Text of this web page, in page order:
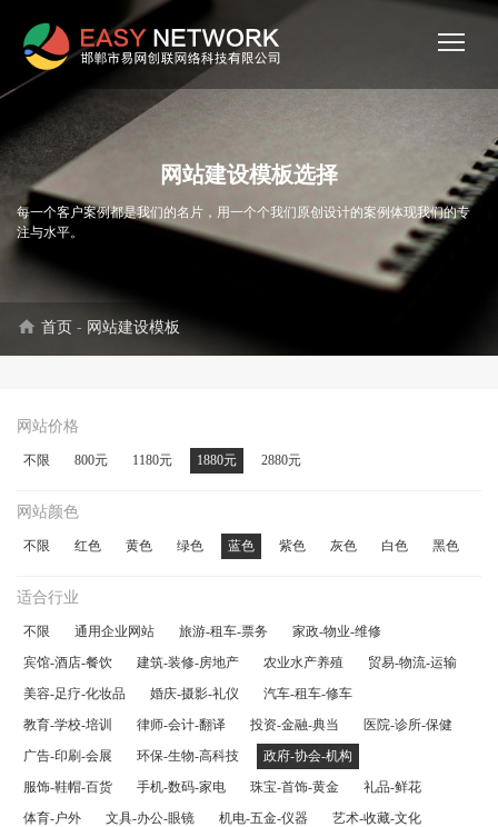
网站建设模板选择
每一个客户案例都是我们的名片，用一个个我们原创设计的案例体现我们的专
注与水平。
home 首页 - 网站建设模板
网站价格
不限 800元 1180元 1880元 2880元
网站颜色
不限 红色 黄色 绿色 蓝色 紫色 灰色 白色 黑色
适合行业
不限 通用企业网站 旅游-租车-票务
家政-物业-维修
宾馆-酒店-餐饮
建筑-装修-房地产 农业水产养殖
贸易-物流-运输
美容-足疗-化妆品
婚庆-摄影-礼仪
汽车-租车-修车
教育-学校-培训
律师-会计-翻译 投资-金融-典当
医院-诊所-保健
广告-印刷-会展
环保-生物-高科技
政府-协会-机构
服饰-鞋帽-百货
手机-数码-家电 珠宝-首饰-黄金
礼品-鲜花
体育-户外
文具-办公-眼镜 机电-五金-仪器 艺术-收藏-文化